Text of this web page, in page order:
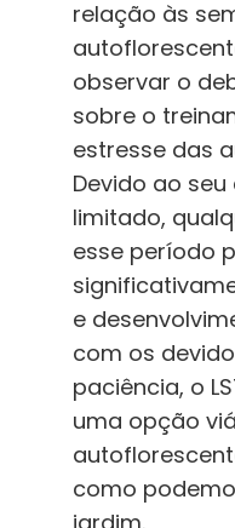
relação às
observar o
sobre o
estresse das
Devido ao
limitado,
esse período
e
com os
paciência, o
uma opção
como